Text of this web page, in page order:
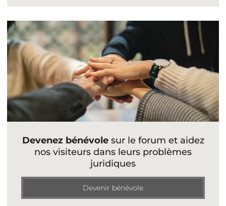
Devenez bénévolesur le forum et aidez
nos visiteurs dans leurs problèmes
juridiques
Devenir bénévole